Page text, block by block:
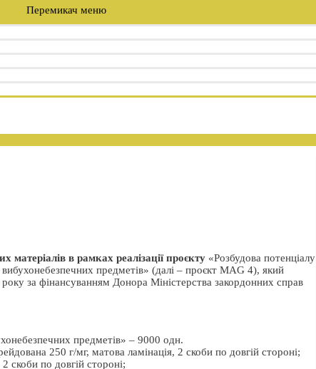
Перемикач меню
в рамках реалізації проєкту «Розбудова потенціалу
предметів» (далі – проєкт MAG 4), який
за фінансуванням Донора Міністерства закордонних справ
предметів» – 9000 одн.
250 г/мг, матова ламінація, 2 скоби по довгій стороні;
скоби по довгій стороні;